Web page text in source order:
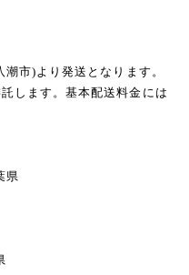
市)より発送となります。
します。基本配送料金には
県